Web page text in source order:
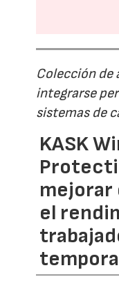
Colección de
integrarse
sistemas de
KASK
mejorar
el